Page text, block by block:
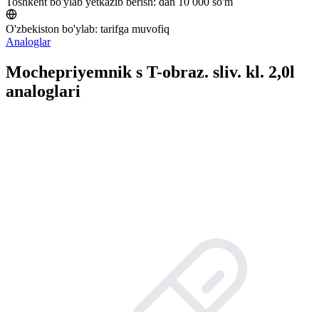
O'zbekiston bo'ylab: tarifga muvofiq
Analoglar
Mochepriyemnik s T-obraz. sliv. kl. 2,0l
analoglari